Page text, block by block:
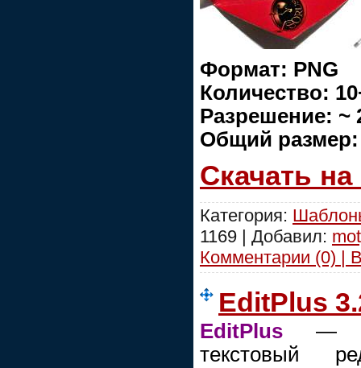
Формат: PNG
Количество:
Разрешение: ~
Общий
Скачать
Категория:
1169 | Добавил:
Комментарии (0) |
EditPlus
EditPlus —
текстовый